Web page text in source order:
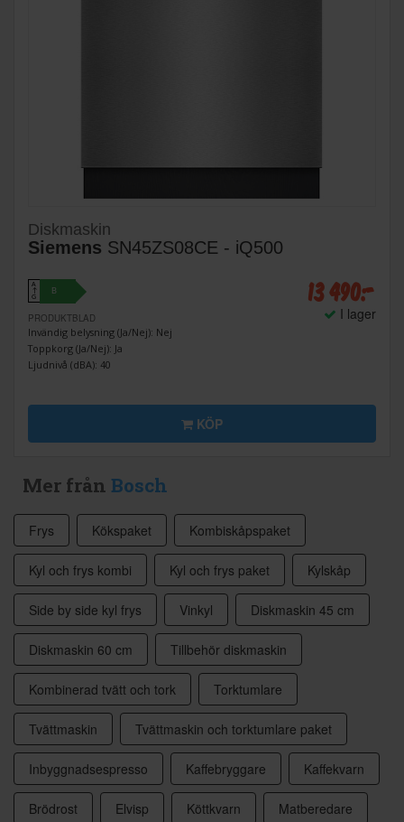
Diskmaskin
Siemens SN45ZS08CE - iQ500
A
↑
G
B
PRODUKTBLAD
Invändig belysning (Ja/Nej): Nej
Toppkorg (Ja/Nej): Ja
Ljudnivå (dBA): 40
13 490:-
I lager
KÖP
Mer från Bosch
Frys Kökspaket Kombiskåpspaket
Kyl och frys kombi Kyl och frys paket Kylskåp
Side by side kyl frys Vinkyl Diskmaskin 45 cm
Diskmaskin 60 cm Tillbehör diskmaskin
Kombinerad tvätt och tork Torktumlare
Tvättmaskin Tvättmaskin och torktumlare paket
Inbyggnadsespresso Kaffebryggare Kaffekvarn
Brödrost Elvisp Köttkvarn Matberedare